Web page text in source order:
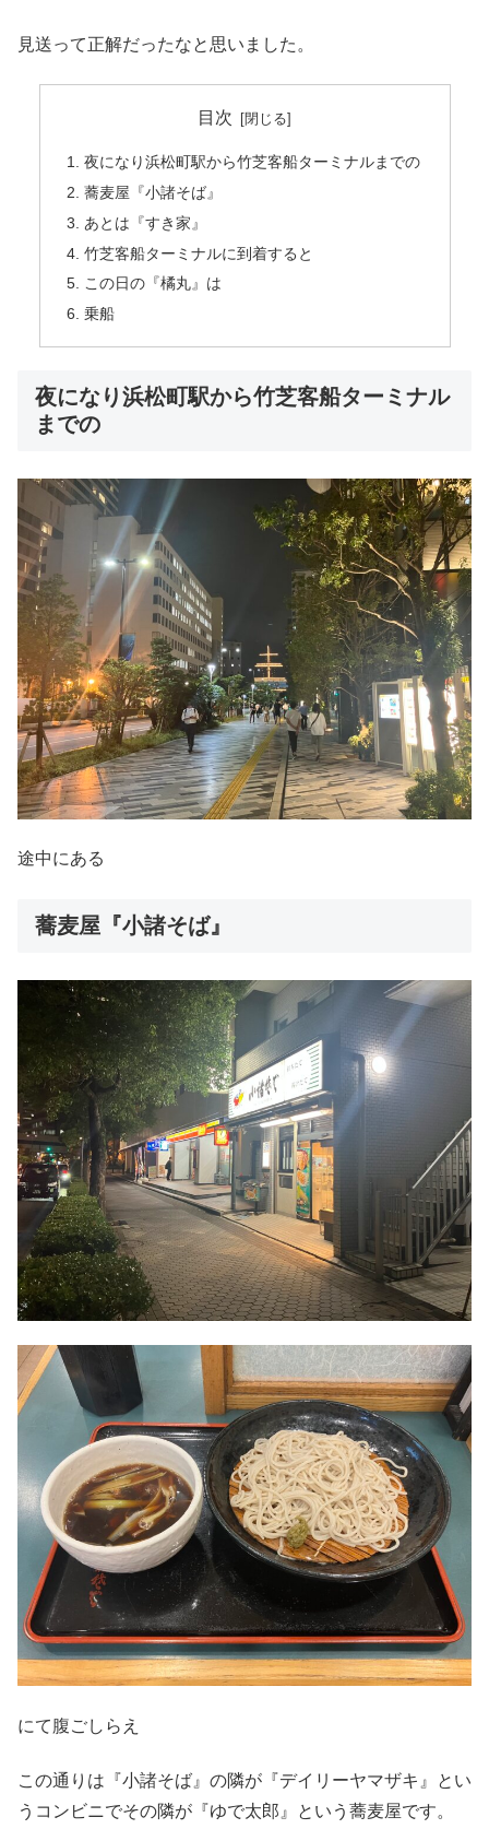
見送って正解だったなと思いました。
目次
夜になり浜松町駅から竹芝客船ターミナルまでの
蕎麦屋『小諸そば』
あとは『すき家』
竹芝客船ターミナルに到着すると
この日の『橘丸』は
乗船
夜になり浜松町駅から竹芝客船ターミナル
までの
途中にある
蕎麦屋『小諸そば』
にて腹ごしらえ
この通りは『小諸そば』の隣が『デイリーヤマザキ』とい
うコンビニでその隣が『ゆで太郎』という蕎麦屋です。